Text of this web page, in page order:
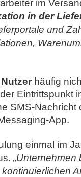
im
in der
und
häufig
Eintrittspunkt
SMS-Nachricht
App.
einmal im
„Unternehmen